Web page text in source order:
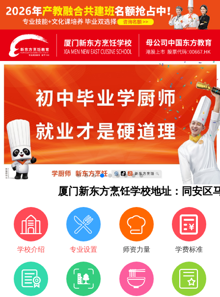
厦门新东方烹饪学校地址：同安区马
学校介绍 专业设置 师资力量 学费标准